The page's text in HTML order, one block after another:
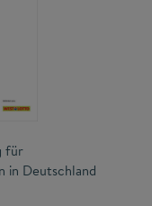
für
in Deutschland